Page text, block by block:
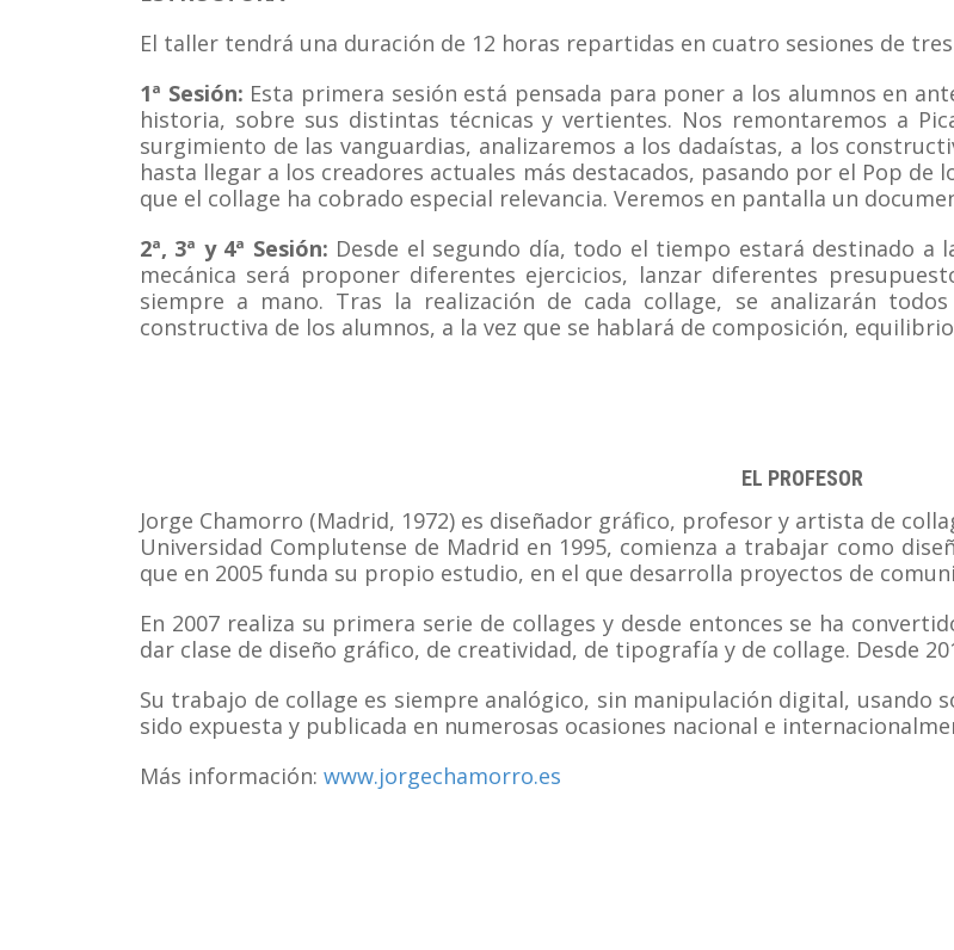
El taller tendrá una duración de 12 horas repartidas en cuatro sesiones de
1ª Sesión: Esta primera sesión está pensada para poner a los alumnos en
historia, sobre sus distintas técnicas y vertientes. Nos remontaremos a
surgimiento de las vanguardias, analizaremos a los dadaístas, a los
hasta llegar a los creadores actuales más destacados, pasando por el Pop de
que el collage ha cobrado especial relevancia. Veremos en pantalla un
2ª, 3ª y 4ª Sesión: Desde el segundo día, todo el tiempo estará destinado a
mecánica será proponer diferentes ejercicios, lanzar diferentes
siempre a mano. Tras la realización de cada collage, se analizarán
constructiva de los alumnos, a la vez que se hablará de composición,
EL PROFESOR
Jorge Chamorro (Madrid, 1972) es diseñador gráfico, profesor y artista de
Universidad Complutense de Madrid en 1995, comienza a trabajar como
que en 2005 funda su propio estudio, en el que desarrolla proyectos de
En 2007 realiza su primera serie de collages y desde entonces se ha
dar clase de diseño gráfico, de creatividad, de tipografía y de collage. Desde
Su trabajo de collage es siempre analógico, sin manipulación digital, usando
sido expuesta y publicada en numerosas ocasiones nacional e
Más información: www.jorgechamorro.es ​